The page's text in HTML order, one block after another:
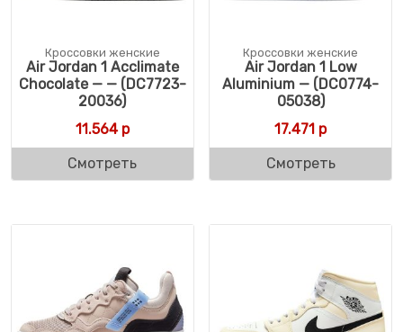
Кроссовки женские
Air Jordan 1 Acclimate
Chocolate — — (DC7723-
20036)
11.564р
Смотреть
Кроссовки женские
Air Jordan 1 Low
Aluminium — (DC0774-
05038)
17.471 р
Смотреть